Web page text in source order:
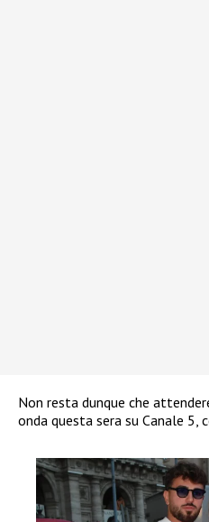
Non resta dunque che
onda questa sera su Canale 5,